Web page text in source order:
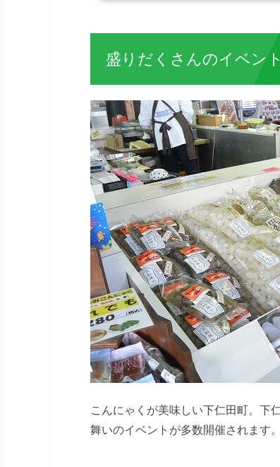
盛りだくさんのイベン
こんにゃくが美味しい下仁田町。下
舞いのイベントが多数開催されます。